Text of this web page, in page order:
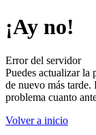
¡Ay no!
Error del servidor
Puedes actualizar la
de nuevo más tarde.
problema cuanto
Volver a inicio